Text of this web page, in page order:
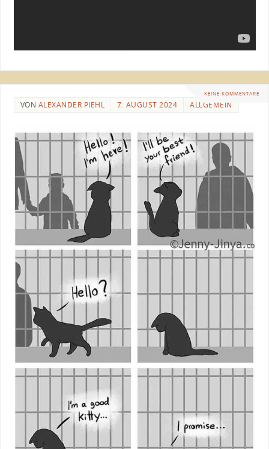
KEINE KOMMENTARE
VON ALEXANDER PIEHL 7. AUGUST 2024 ALLGEMEIN